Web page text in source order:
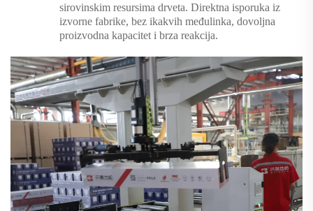
sirovinskim resursima drveta. Direktna isporuka iz
izvorne fabrike, bez ikakvih međulinka, dovoljna
proizvodna kapacitet i brza reakcija.